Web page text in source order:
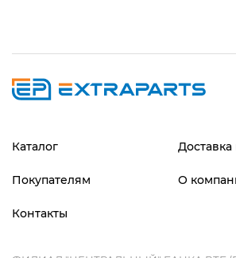
Каталог Доставка
Покупателям О
Контакты